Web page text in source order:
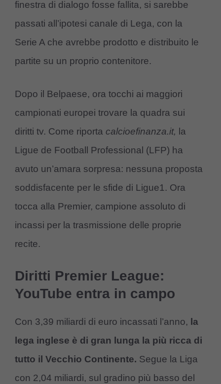
finestra di dialogo fosse fallita, si sarebbe
passati all’ipotesi canale di Lega, con la
Serie A che avrebbe prodotto e distribuito le
partite su un proprio contenitore.
Dopo il Belpaese, ora tocchi ai maggiori
campionati europei trovare la quadra sui
diritti tv. Come riporta calcioefinanza.it, la
Ligue de Football Professional (LFP) ha
avuto un’amara sorpresa: nessuna proposta
soddisfacente per le sfide di Ligue1. Ora
tocca alla Premier, campione assoluto di
incassi per la trasmissione delle proprie
recite.
Diritti Premier League:
YouTube entra in campo
Con 3,39 miliardi di euro incassati l’anno, la
lega inglese è di gran lunga la più ricca di
tutto il Vecchio Continente. Segue la Liga
con 2,04 miliardi, sul gradino più basso del